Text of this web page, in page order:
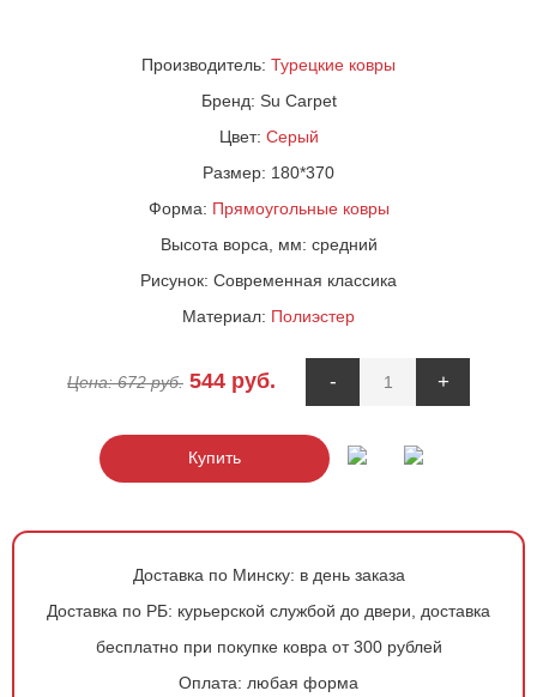
Производитель: Турецкие ковры
Бренд: Su Carpet
Цвет: Серый
Размер: 180*370
Форма: Прямоугольные ковры
Высота ворса, мм: средний
Рисунок: Современная классика
Материал: Полиэстер
Цена:672руб. 544 руб. - +
Купить
Доставка по Минску: в день заказа
Доставка по РБ: курьерской службой до двери, доставка
бесплатно при покупке ковра от 300 рублей
Оплата: любая форма